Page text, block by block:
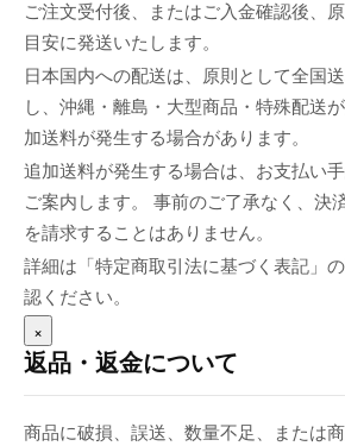
ご注文受付後、またはご入金確認後、
目安に発送いたします。
日本国内への配送は、原則として全国
し、沖縄・離島・大型商品・特殊配送
加送料が発生する場合があります。
追加送料が発生する場合は、お支払い
ご案内します。 事前のご了承なく、決
を請求することはありません。
詳細は「特定商取引法に基づく表記」
認ください。
×
返品・返金について
商品に破損、誤送、数量不足、または